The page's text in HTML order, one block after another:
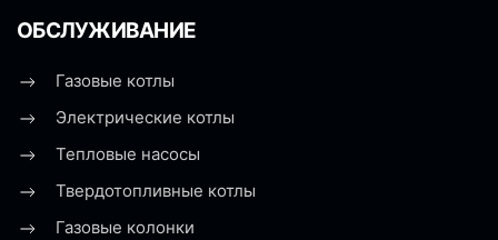
ОБСЛУЖИВАНИЕ
Газовые котлы
Электрические котлы
Тепловые насосы
Твердотопливные котлы
Газовые колонки